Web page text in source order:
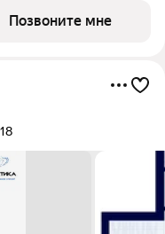
формат для тех, кто
Позвоните мне